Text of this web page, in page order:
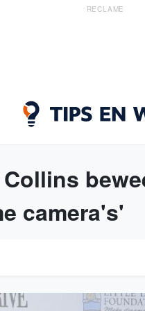
RECLAME
camera's'